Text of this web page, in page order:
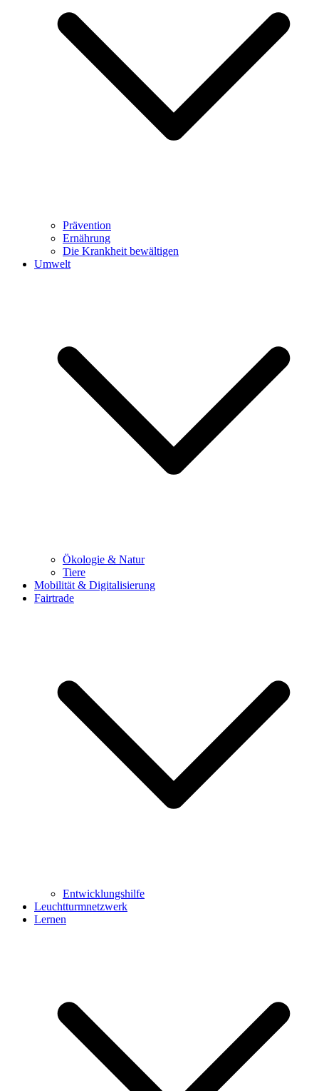
Prävention
Ernährung
Die Krankheit bewältigen
Umwelt
Ökologie & Natur
Tiere
Mobilität & Digitalisierung
Fairtrade
Entwicklungshilfe
Leuchtturmnetzwerk
Lernen